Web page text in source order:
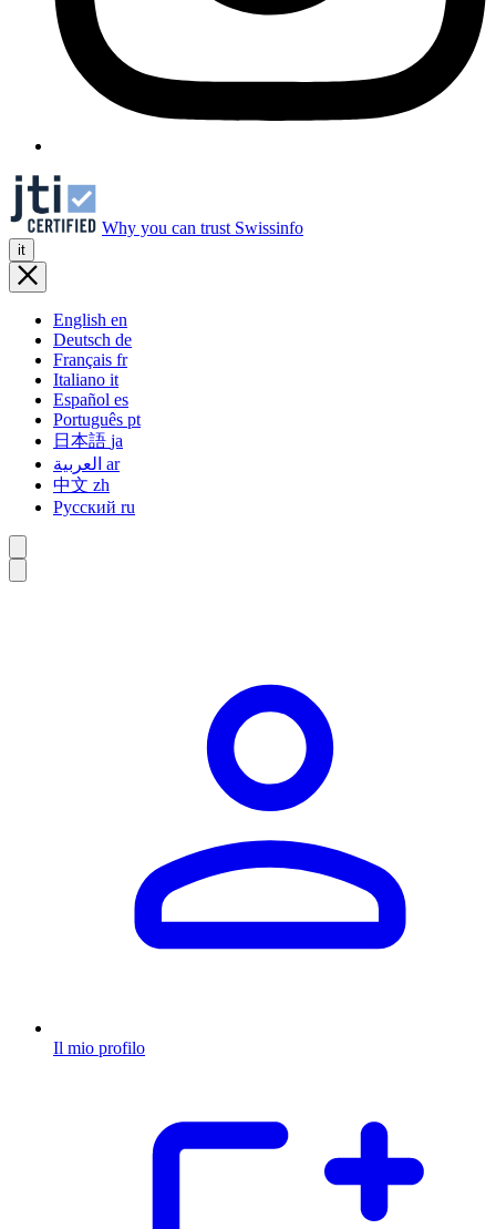
Why you can trust Swissinfo
it
English en
Deutsch de
Français fr
Italiano it
Español es
Português pt
日本語 ja
ar
中文 zh
Русский ru
Il mio profilo